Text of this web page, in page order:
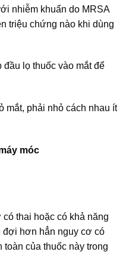
nhiễm khuẩn do MRSA
triệu chứng nào khi dùng
đầu lọ thuốc vào mắt để
mắt, phải nhỏ cách nhau ít
móc
thai hoặc có khả năng
đợi hơn hẳn nguy cơ có
của thuốc này trong